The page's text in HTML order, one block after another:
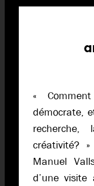
«
démocrate,
créativité?
Manuel
d’une visite